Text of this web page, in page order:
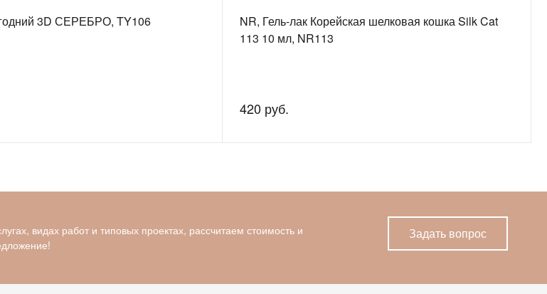
3D СЕРЕБРО, TY106
NR, Гель-лак Корейская шелковая кошка Silk Cat
113 10 мл, NR113
420 руб.
видах работ и типовых проектах, рассчитаем стоимость и
Задать вопрос